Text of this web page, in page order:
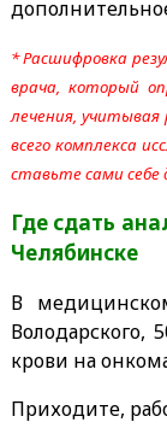
* Расшифровка
врача, который
лечения,
всего комплекса
ставьте сами себе
Где сдать
Челябинске
В
Володарского,
крови на
Приходите,